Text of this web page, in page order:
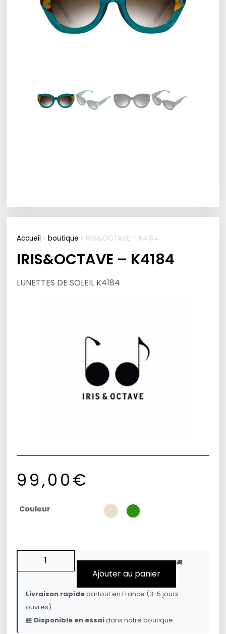
Accueil »boutique » IRIS&OCTAVE – K4184
IRIS&OCTAVE – K4184
LUNETTES DE SOLEIL K4184
99,00€
Couleur
Ajouter au panier
🚚
Livraison rapidepartout en France (3-5 jours
ouvres)
🏪 Disponible en essaidans notre boutique